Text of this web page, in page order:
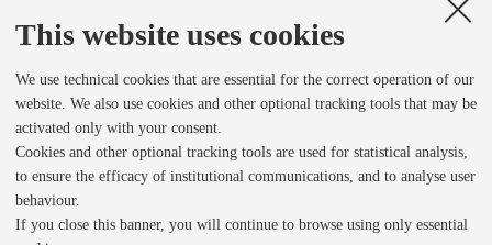
This website uses cookies
We use technical cookies that are essential for the correct operation of our
website. We also use cookies and other optional tracking tools that may be
activated only with your consent.
Cookies and other optional tracking tools are used for statistical analysis,
to ensure the efficacy of institutional communications, and to analyse user
behaviour.
If you close this banner, you will continue to browse using only essential
o
r
v
i
1 of 550• BO0451_CAM8739_0001_piatto anteriore.jpg